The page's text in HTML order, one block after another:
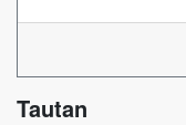
Tautan